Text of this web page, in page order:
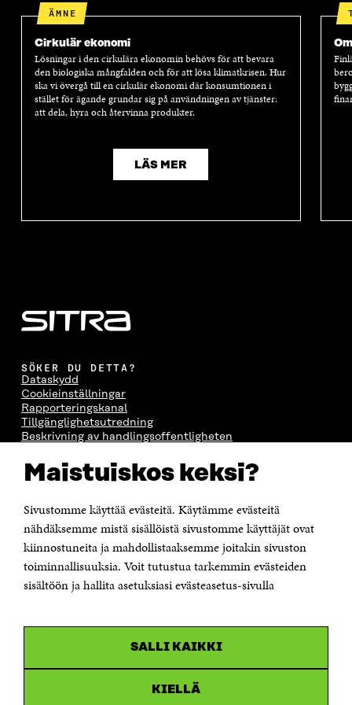
Maistuiskos keksi?
Sivustomme käyttää evästeitä. Käytämme evästeitä
nähdäksemme mistä sisällöistä sivustomme käyttäjät ovat
kiinnostuneita ja mahdollistaaksemme joitakin sivuston
toiminnallisuuksia. Voit tutustua tarkemmin evästeiden
sisältöön ja hallita asetuksiasi evästeasetus-sivulla
SALLI KAIKKI
KIELLÄ
E
R
ÄMNE
Cirkulär ekonomi
Lösningar i den cirkulära ekonomin behövs för att bevara
den biologiska mångfalden och för att lösa klimatkrisen. Hur
ska vi övergå till en cirkulär ekonomi där konsumtionen i
stället för ägande grundar sig på användningen av tjänster:
att dela, hyra och återvinna produkter.
LÄS MER
SÖKER DU DETTA?
Dataskydd
Cookieinställningar
Rapporteringskanal
Tillgänglighetsutredning
Beskrivning av handlingsoffentligheten
Jubileumsfonden för Finlands självständighet Sitra
Östersjögatan 11–13, PB 160,
00181 Helsingfors
Tfn +358 294 618 991
Personalens e-postadresser har formen:
fornamn.efternamn@sitra.fi